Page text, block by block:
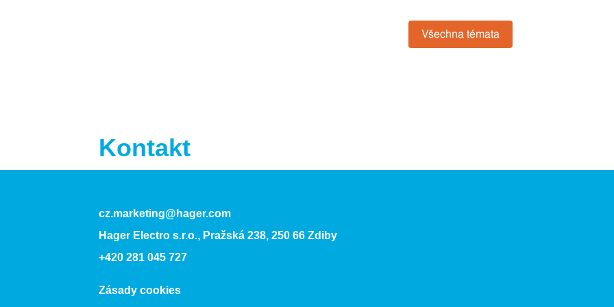
Všechna témata
Kontakt
cz.marketing@hager.com
Hager Electro s.r.o., Pražská 238, 250 66 Zdiby
+420 281 045 727
Zásady cookies